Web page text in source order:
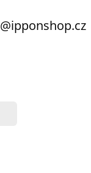
@ipponshop.cz